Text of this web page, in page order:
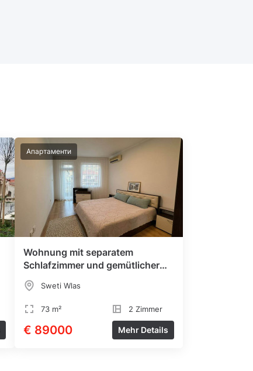
Апартаменти
Wohnung mit separatem
Schlafzimmer und gemütlicher
Terrasse
Sweti Wlas
73 m² 2 Zimmer
€ 89000 Mehr Details